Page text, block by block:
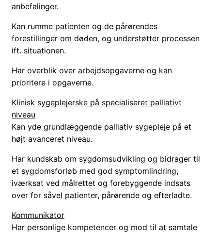
anbefalinger.
Kan rumme patienten og de pårørendes
forestillinger om døden, og understøtter processen
ift. situationen.
Har overblik over arbejdsopgaverne og kan
prioritere i opgaverne.
Klinisk sygeplejerske på specialiseret palliativt
niveau
Kan yde grundlæggende palliativ sygepleje på et
højt avanceret niveau.
Har kundskab om sygdomsudvikling og bidrager til
et sygdomsforløb med god symptomlindring,
iværksat ved målrettet og forebyggende indsats
over for såvel patienter, pårørende og efterladte.
Kommunikator
Har personlige kompetencer og mod til at samtale